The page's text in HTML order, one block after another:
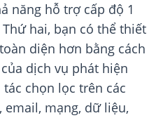
năng hỗ trợ cấp độ 1
hai, bạn có thể thiết
diện hơn bằng cách
dịch vụ phát hiện
tác chọn lọc trên các
mạng, dữ liệu,